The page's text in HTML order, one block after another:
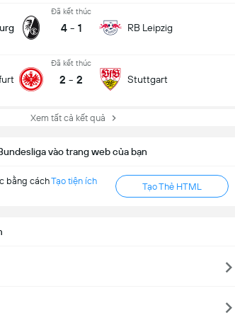
Đã kết thúc
4 - 1 RB Leipzig
Đã kết thúc
2 - 2 Stuttgart
Xem tất cả kết quả
vào trang web của bạn
bằng cáchTạo tiện ích
Tạo Thẻ HTML